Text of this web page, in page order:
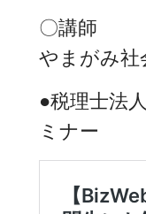
〇講師
やまがみ
●税理士法
ミナー